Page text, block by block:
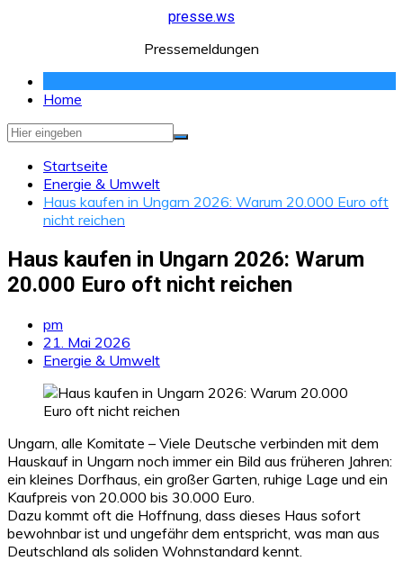
presse.ws
Pressemeldungen
Home
Startseite
Energie & Umwelt
Haus kaufen in Ungarn 2026: Warum 20.000 Euro oft
nicht reichen
Haus kaufen in Ungarn 2026: Warum
20.000 Euro oft nicht reichen
pm
21. Mai 2026
Energie & Umwelt
Ungarn, alle Komitate – Viele Deutsche verbinden mit dem
Hauskauf in Ungarn noch immer ein Bild aus früheren Jahren:
ein kleines Dorfhaus, ein großer Garten, ruhige Lage und ein
Kaufpreis von 20.000 bis 30.000 Euro.
Dazu kommt oft die Hoffnung, dass dieses Haus sofort
bewohnbar ist und ungefähr dem entspricht, was man aus
Deutschland als soliden Wohnstandard kennt.